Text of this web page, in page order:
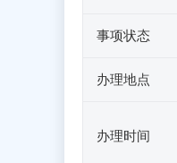
事项状态
办理地点
办理时间